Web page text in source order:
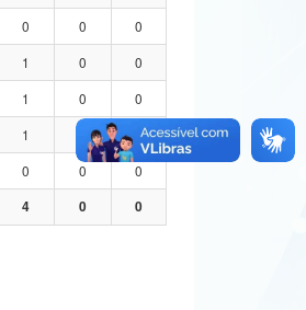
0 0
0
1 0
0
1 0
0
1
0
0 0
0
4 0 0